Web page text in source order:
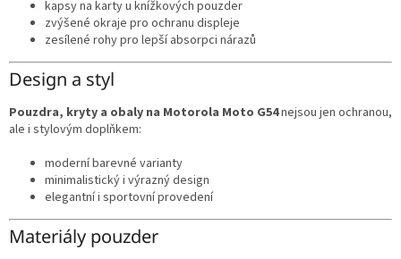
kapsy na karty u knížkových pouzder
zvýšené okraje pro ochranu displeje
zesílené rohy pro lepší absorpci nárazů
Design a styl
Pouzdra, kryty a obaly na Motorola Moto G54nejsou jen ochranou,
ale i stylovým doplňkem:
moderní barevné varianty
minimalistický i výrazný design
elegantní i sportovní provedení
Materiály pouzder